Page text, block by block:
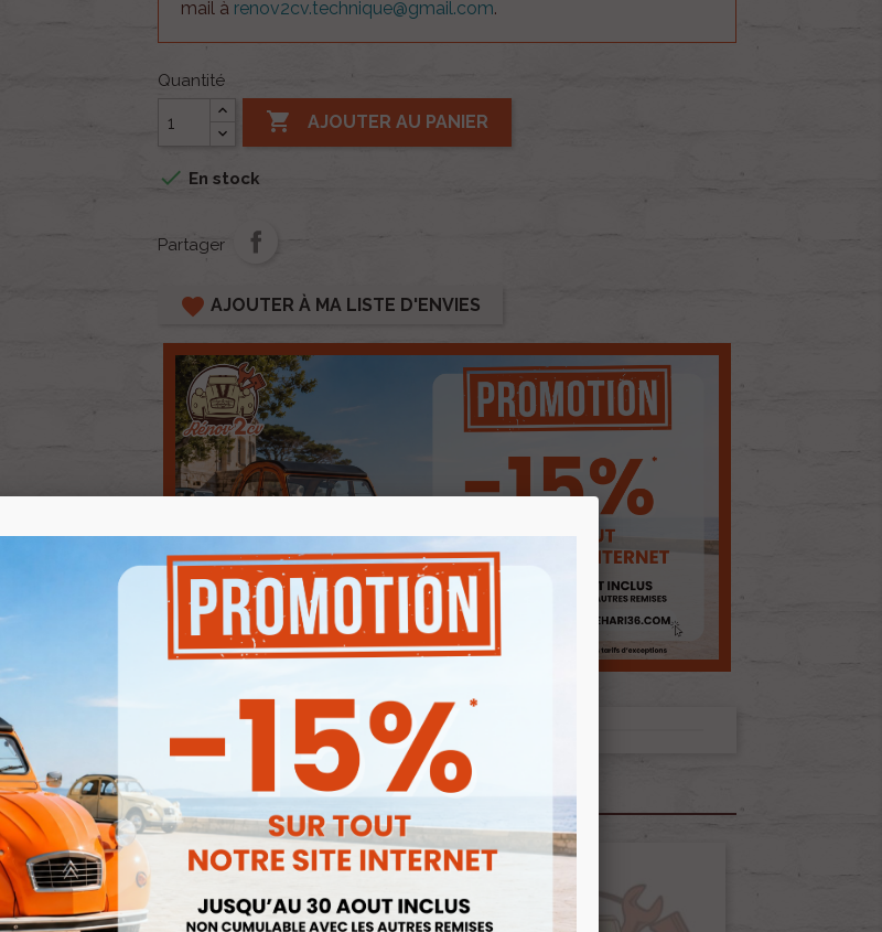
mail à renov2cv.technique@gmail.com.
Quantité
 AJOUTER AU PANIER
 En stock
Partager
favorite AJOUTER À MA LISTE D'ENVIES
Produits associés
Pack Pack